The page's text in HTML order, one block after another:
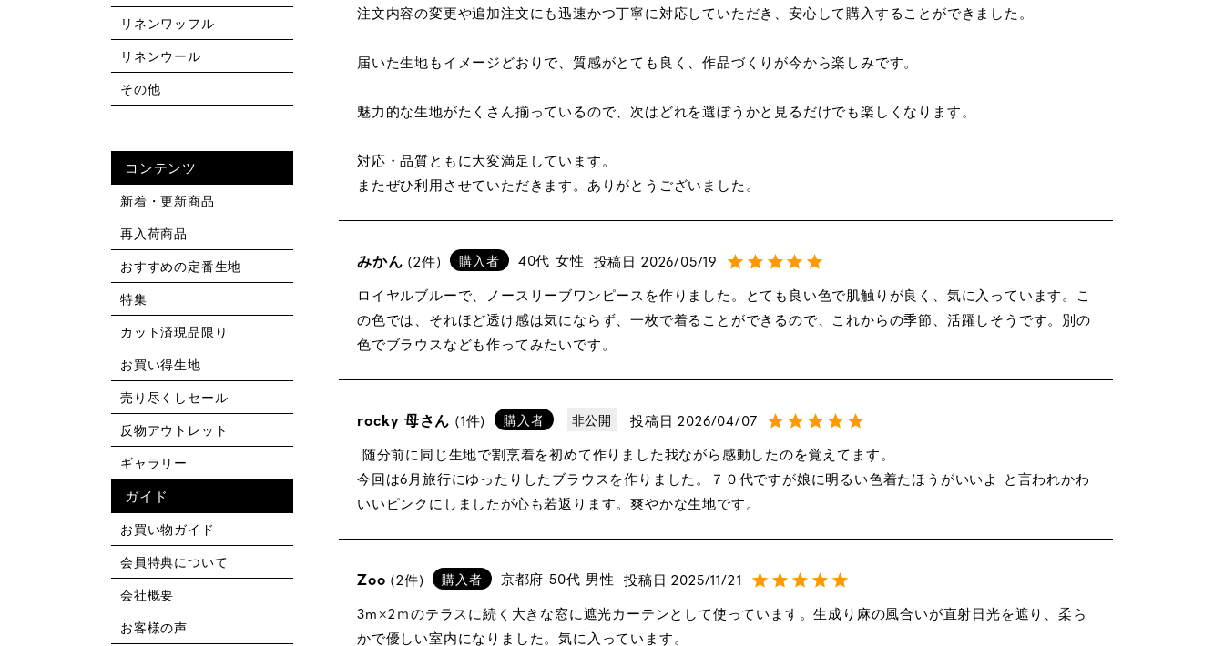
注文内容の変更や追加注文にも迅速かつ丁寧に対応していただき、安心して購入することができました。
届いた生地もイメージどおりで、質感がとても良く、作品づくりが今から楽しみです。
魅力的な生地がたくさん揃っているので、次はどれを選ぼうかと見るだけでも楽しくなります。
対応・品質ともに大変満足しています。
またぜひ利用させていただきます。ありがとうございました。
みかん 2 購入者 40代 女性 投稿日 2026/05/19
ロイヤルブルーで、ノースリーブワンピースを作りました。とても良い色で肌触りが良く、気に入っています。こ
の色では、それほど透け感は気にならず、一枚で着ることができるので、これからの季節、活躍しそうです。別の
rocky 母さん 1 購入者 非公開 投稿日 2026/04/07
今回は6月旅行にゆったりしたブラウスを作りました。７０代ですが娘に明るい色着たほうがいいよ と言われかわ
いいピンクにしましたが心も若返ります。爽やかな生地です。
Zoo 2 購入者 京都府 50代 男性 投稿日 2025/11/21
3m×2ｍのテラスに続く大きな窓に遮光カーテンとして使っています。生成り麻の風合いが直射日光を遮り、柔ら
かで優しい室内になりました。気に入っています。
リネンワッフル
リネンウール
その他
コンテンツ
新着・更新商品
再入荷商品
おすすめの定番生地
特集
カット済現品限り
お買い得生地
売り尽くしセール
反物アウトレット
ギャラリー
ガイド
お買い物ガイド
会員特典について
会社概要
お客様の声